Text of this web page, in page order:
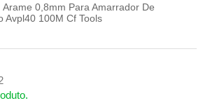
Arame 0,8mm Para Amarrador De
Avpl40 100M Cf Tools